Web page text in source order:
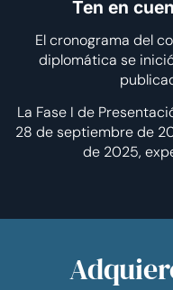
Ten en
El cronograma del
diplomática se
La Fase I de
28 de septiembre de
de 2025,